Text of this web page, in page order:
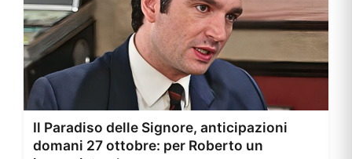
Il Paradiso delle Signore, anticipazioni
domani 27 ottobre: per Roberto un